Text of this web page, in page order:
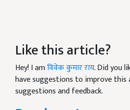
Like this article?
Hey! I amविवेक कुमार राय. Did you
have suggestions to improve this
suggestions and feedback.